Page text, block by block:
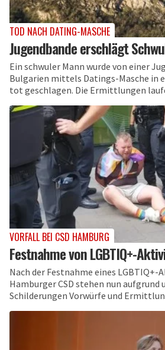
TOD NACH DATING-MASCHE
Jugendbande erschlägt
Ein schwuler Mann wurde von einer
Bulgarien mittels Datings-Masche in
tot geschlagen. Die Ermittlungen
VORFALL BEI CSD HAMBURG
Festnahme von LGBTIQ+-
Nach der Festnahme eines LGBTIQ+-
Hamburger CSD stehen nun
Schilderungen Vorwürfe und